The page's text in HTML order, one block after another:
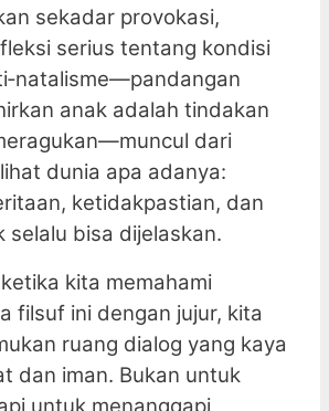
sekadar provokasi,
serius tentang kondisi
anak adalah tindakan
dari
dunia apa adanya:
ketidakpastian, dan
selalu bisa dijelaskan.
kita memahami
filsuf ini dengan jujur, kita
ruang dialog yang kaya
dan iman. Bukan untuk
untuk menanggapi